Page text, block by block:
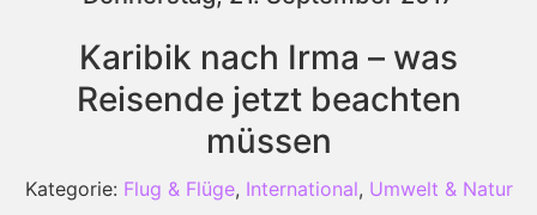
Karibik nach Irma – was
Reisende jetzt beachten
müssen
Kategorie: Flug & Flüge, International, Umwelt & Natur